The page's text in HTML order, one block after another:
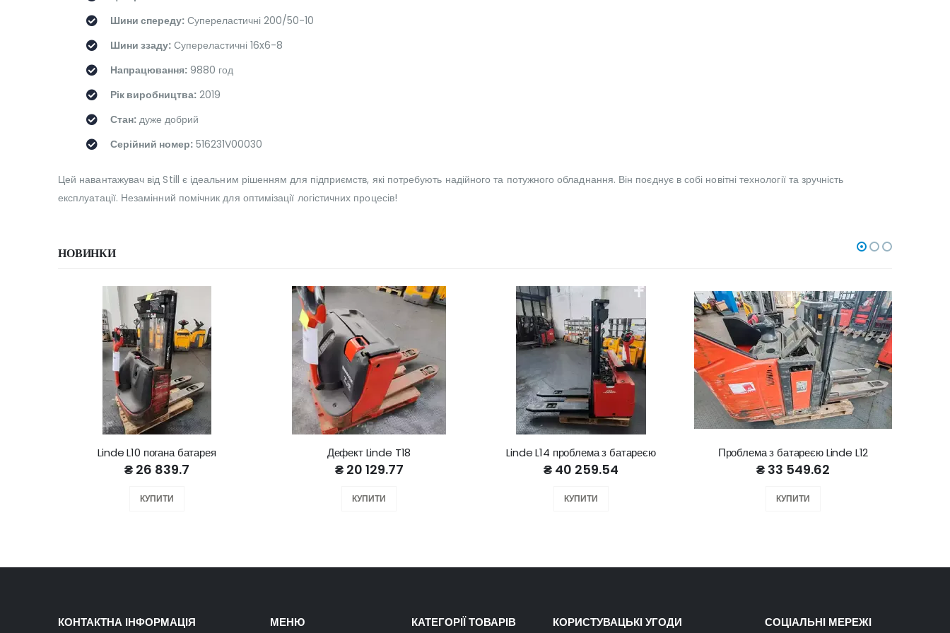
Шини спереду: Супереластичні 200/50-10
Шини ззаду: Супереластичні 16x6-8
Напрацювання: 9880 год
Рік виробництва: 2019
Стан: дуже добрий
Серійний номер: 516231V00030
Цей навантажувач від Still є ідеальним рішенням для підприємств, які потребують надійного та потужного обладнання. Він поєднує в собі новітні технології та зручність
експлуатації. Незамінний помічник для оптимізації логістичних процесів!
НОВИНКИ
Linde L10 погана батарея
₴ 26 839.7
КУПИТИ
Дефект Linde T18
₴ 20 129.77
КУПИТИ
Linde L14 проблема з батареєю
₴ 40 259.54
КУПИТИ
Проблема з батареєю Linde L12
₴ 33 549.62
КУПИТИ
КОНТАКТНА ІНФОРМАЦІЯ МЕНЮ КАТЕГОРІЇ ТОВАРІВ КОРИСТУВАЦЬКІ УГОДИ СОЦІАЛЬНІ МЕРЕЖІ